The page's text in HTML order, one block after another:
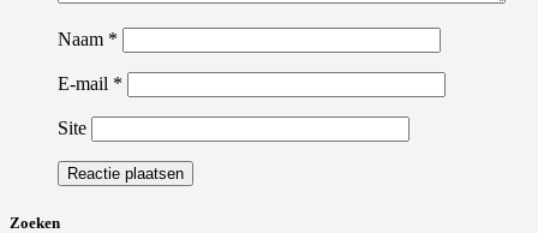
Naam *
E-mail *
Site
Zoeken